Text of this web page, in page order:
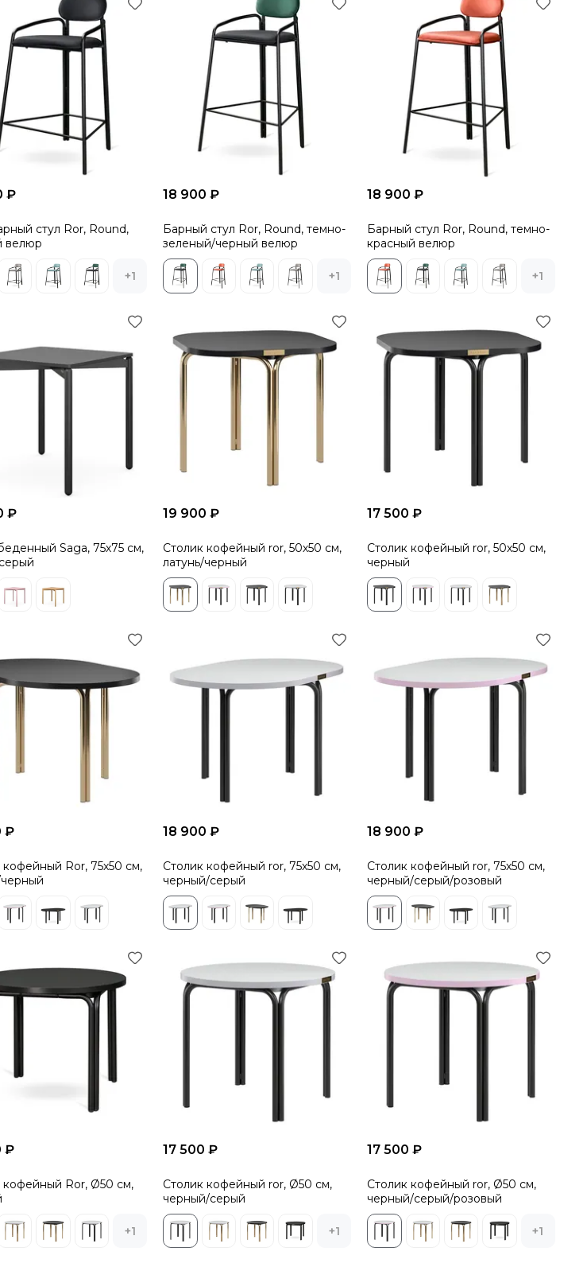
₽
стул Ror, Round,
велюр
+1
18 900 ₽
Барный стул Ror, Round, темно-
зеленый/черный велюр
+1
18 900 ₽
Барный стул Ror, Round, темно-
красный велюр
+1
₽
Saga, 75х75 см,
19 900 ₽
Столик кофейный ror, 50х50 см,
латунь/черный
17 500 ₽
Столик кофейный ror, 50х50 см,
черный
₽
кофейный Ror, 75х50 см,
18 900 ₽
Столик кофейный ror, 75х50 см,
черный/серый
18 900 ₽
Столик кофейный ror, 75х50 см,
черный/серый/розовый
₽
кофейный Ror, Ø50 см,
+1
17 500 ₽
Столик кофейный ror, Ø50 см,
черный/серый
+1
17 500 ₽
Столик кофейный ror, Ø50 см,
черный/серый/розовый
+1